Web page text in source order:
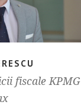
fiscale KPMG